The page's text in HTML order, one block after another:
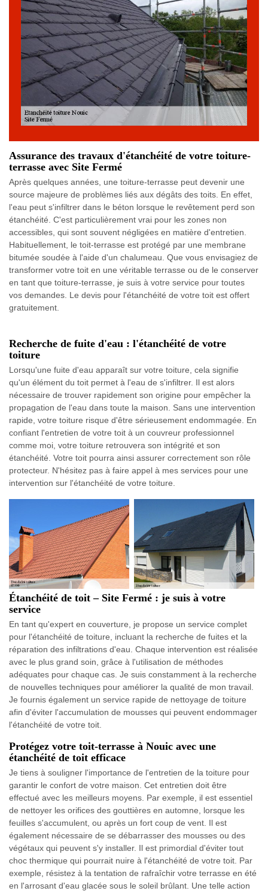
Assurance des travaux d'étanchéité de votre toiture-
terrasse avec Site Fermé
Après quelques années, une toiture-terrasse peut devenir une
source majeure de problèmes liés aux dégâts des toits. En effet,
l'eau peut s'infiltrer dans le béton lorsque le revêtement perd son
étanchéité. C'est particulièrement vrai pour les zones non
accessibles, qui sont souvent négligées en matière d'entretien.
Habituellement, le toit-terrasse est protégé par une membrane
bitumée soudée à l'aide d'un chalumeau. Que vous envisagiez de
transformer votre toit en une véritable terrasse ou de le conserver
en tant que toiture-terrasse, je suis à votre service pour toutes
vos demandes. Le devis pour l'étanchéité de votre toit est offert
gratuitement.
Recherche de fuite d'eau : l'étanchéité de votre
toiture
Lorsqu'une fuite d'eau apparaît sur votre toiture, cela signifie
qu'un élément du toit permet à l'eau de s'infiltrer. Il est alors
nécessaire de trouver rapidement son origine pour empêcher la
propagation de l'eau dans toute la maison. Sans une intervention
rapide, votre toiture risque d'être sérieusement endommagée. En
confiant l'entretien de votre toit à un couvreur professionnel
comme moi, votre toiture retrouvera son intégrité et son
étanchéité. Votre toit pourra ainsi assurer correctement son rôle
protecteur. N'hésitez pas à faire appel à mes services pour une
intervention sur l'étanchéité de votre toiture.
Étanchéité de toit – Site Fermé : je suis à votre
service
En tant qu'expert en couverture, je propose un service complet
pour l'étanchéité de toiture, incluant la recherche de fuites et la
réparation des infiltrations d'eau. Chaque intervention est réalisée
avec le plus grand soin, grâce à l'utilisation de méthodes
adéquates pour chaque cas. Je suis constamment à la recherche
de nouvelles techniques pour améliorer la qualité de mon travail.
Je fournis également un service rapide de nettoyage de toiture
afin d'éviter l'accumulation de mousses qui peuvent endommager
l'étanchéité de votre toit.
Protégez votre toit-terrasse à Nouic avec une
étanchéité de toit efficace
Je tiens à souligner l'importance de l'entretien de la toiture pour
garantir le confort de votre maison. Cet entretien doit être
effectué avec les meilleurs moyens. Par exemple, il est essentiel
de nettoyer les orifices des gouttières en automne, lorsque les
feuilles s'accumulent, ou après un fort coup de vent. Il est
également nécessaire de se débarrasser des mousses ou des
végétaux qui peuvent s'y installer. Il est primordial d'éviter tout
choc thermique qui pourrait nuire à l'étanchéité de votre toit. Par
exemple, résistez à la tentation de rafraîchir votre terrasse en été
en l'arrosant d'eau glacée sous le soleil brûlant. Une telle action